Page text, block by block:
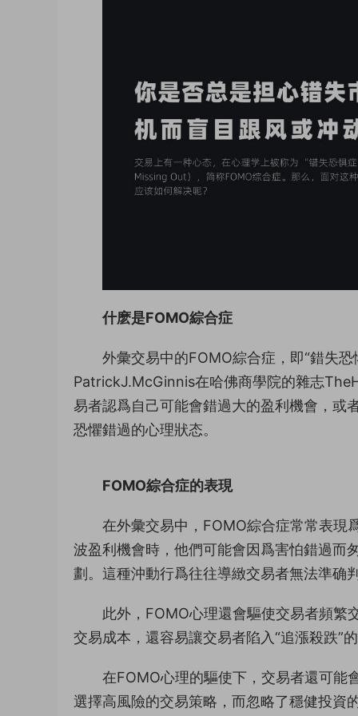
什麽是FOMO綜合症
外彙交易中的FOMO綜合症，即“錯失
PatrickJ.McGinnis在哈佛商學院的雜志
易者認爲自己可能會錯過大的盈利機會，或
恐懼錯過的心理狀态。
FOMO綜合症的表現
在外彙交易中，FOMO綜合症常常表現
波盈利機會時，他們可能會因爲害怕錯過而
劃。這種沖動行爲往往導緻交易者無法準确
此外，FOMO心理還會驅使交易者頻繁
交易成本，還容易讓交易者陷入“追漲殺跌”
在FOMO心理的驅使下，交易者還可能
選擇高風險的交易策略，而忽略了穩健投資